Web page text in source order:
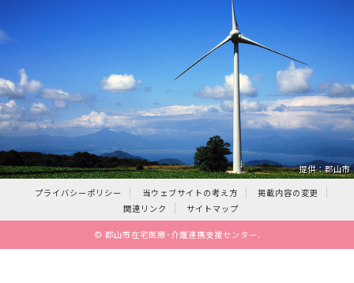
提供：郡山市
プライバシーポリシー
当ウェブサイトの考え方
掲載内容の変更
関連リンク
サイトマップ
© 郡山市在宅医療･介護連携支援センター .